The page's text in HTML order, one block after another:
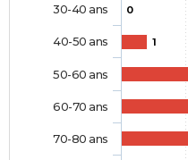
0
1
30-40 ans
40-50 ans
50-60 ans
60-70 ans
70-80 ans